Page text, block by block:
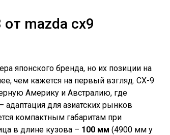
mazda cx9
японского бренда, но их позиции на
чем кажется на первый взгляд. CX-9
Америку и Австралию, где
для азиатских рынков
компактным габаритам при
в длине кузова – 100 мм (4900 мм у